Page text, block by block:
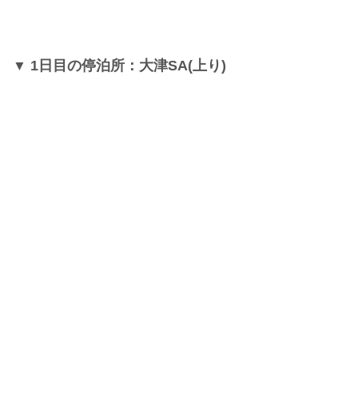
▼ 1日目の停泊所：大津SA(上り)